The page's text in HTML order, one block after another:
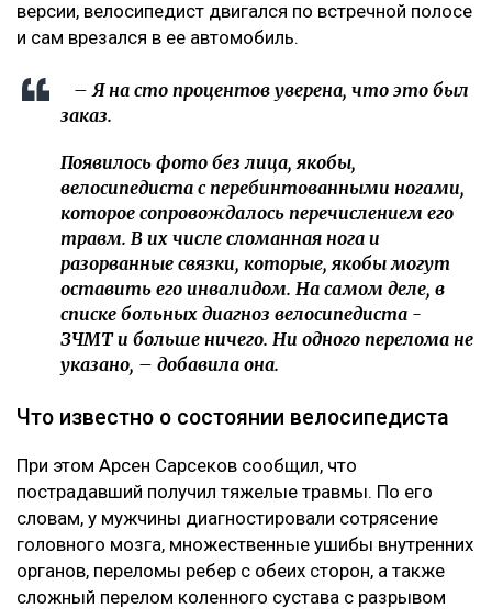
версии, велосипедист двигался по встречной полосе
и сам врезался в ее автомобиль.
– Я на сто процентов уверена, что это был
заказ.
Появилось фото без лица, якобы,
велосипедиста с перебинтованными ногами,
которое сопровождалось перечислением его
травм. В их числе сломанная нога и
разорванные связки, которые, якобы могут
оставить его инвалидом. На самом деле, в
списке больных диагноз велосипедиста -
ЗЧМТ и больше ничего. Ни одного перелома не
указано, – добавила она.
Что известно о состоянии велосипедиста
При этом Арсен Сарсеков сообщил, что
пострадавший получил тяжелые травмы. По его
словам, у мужчины диагностировали сотрясение
головного мозга, множественные ушибы внутренних
органов, переломы ребер с обеих сторон, а также
сложный перелом коленного сустава с разрывом